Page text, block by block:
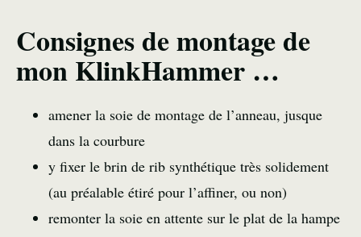
Consignes de montage de
mon KlinkHammer …
amener la soie de montage de l’anneau, jusque
dans la courbure
y fixer le brin de rib synthétique très solidement
(au préalable étiré pour l’affiner, ou non)
remonter la soie en attente sur le plat de la hampe